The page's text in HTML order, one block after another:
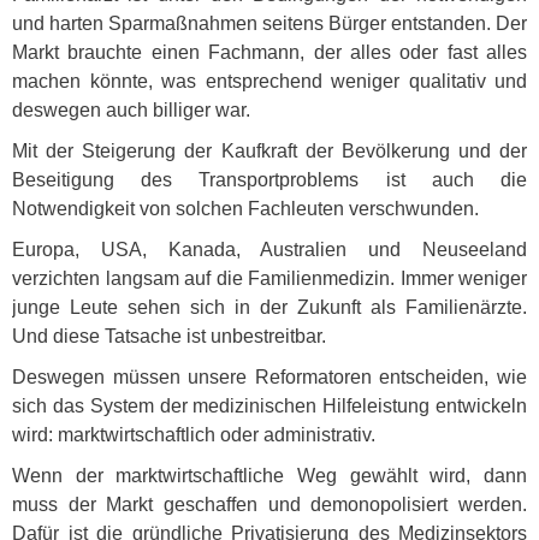
und harten Sparmaßnahmen seitens Bürger entstanden. Der
Markt brauchte einen Fachmann, der alles oder fast alles
machen könnte, was entsprechend weniger qualitativ und
deswegen auch billiger war.
Mit der Steigerung der Kaufkraft der Bevölkerung und der
Beseitigung des Transportproblems ist auch die
Notwendigkeit von solchen Fachleuten verschwunden.
Europa, USA, Kanada, Australien und Neuseeland
verzichten langsam auf die Familienmedizin. Immer weniger
junge Leute sehen sich in der Zukunft als Familienärzte.
Und diese Tatsache ist unbestreitbar.
Deswegen müssen unsere Reformatoren entscheiden, wie
sich das System der medizinischen Hilfeleistung entwickeln
wird: marktwirtschaftlich oder administrativ.
Wenn der marktwirtschaftliche Weg gewählt wird, dann
muss der Markt geschaffen und demonopolisiert werden.
Dafür ist die gründliche Privatisierung des Medizinsektors